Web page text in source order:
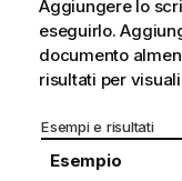
Aggiungere lo
eseguirlo.
documento
risultati per
Esempi e risultati
Esempio